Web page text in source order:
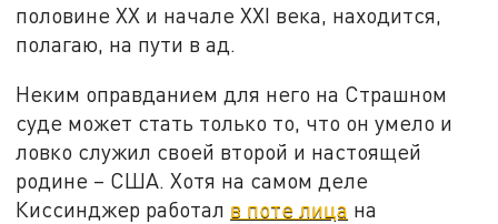
половине ХХ и начале XXI века, находится,
полагаю, на пути в ад.
Неким оправданием для него на Страшном
суде может стать только то, что он умело и
ловко служил своей второй и настоящей
родине – США. Хотя на самом деле
Киссинджер работал в поте лица на